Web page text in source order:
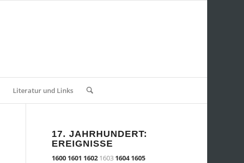
Literatur und Links
17. JAHRHUNDERT:
EREIGNISSE
1600 1601 1602 1603 1604 1605